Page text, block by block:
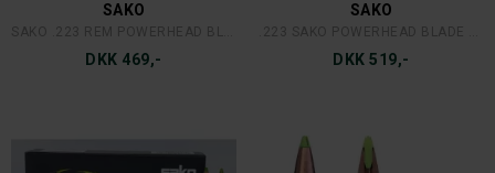
SAKO
DKK 469,-
SAKO
DKK 519,-